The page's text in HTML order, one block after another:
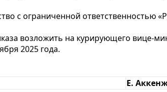
с ограниченной ответственностью
возложить на курирующего вице-
2025 года.
Е.